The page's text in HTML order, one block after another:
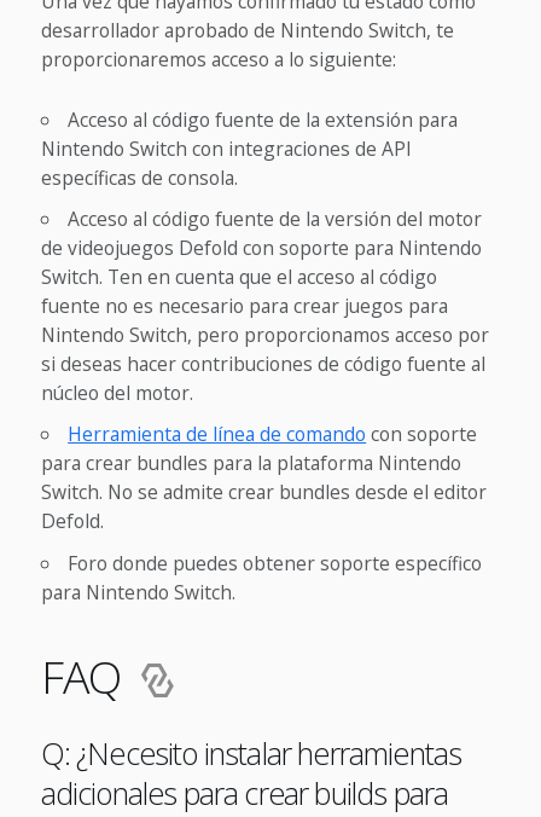
desarrollador aprobado de Nintendo Switch, te
proporcionaremos acceso a lo siguiente:
Acceso al código fuente de la extensión para
Nintendo Switch con integraciones de API
específicas de consola.
Acceso al código fuente de la versión del motor
de videojuegos Defold con soporte para Nintendo
Switch. Ten en cuenta que el acceso al código
fuente no es necesario para crear juegos para
Nintendo Switch, pero proporcionamos acceso por
si deseas hacer contribuciones de código fuente al
núcleo del motor.
Herramienta de línea de comando con soporte
para crear bundles para la plataforma Nintendo
Switch. No se admite crear bundles desde el editor
Defold.
Foro donde puedes obtener soporte específico
para Nintendo Switch.
FAQ
Q: ¿Necesito instalar herramientas
adicionales para crear builds para